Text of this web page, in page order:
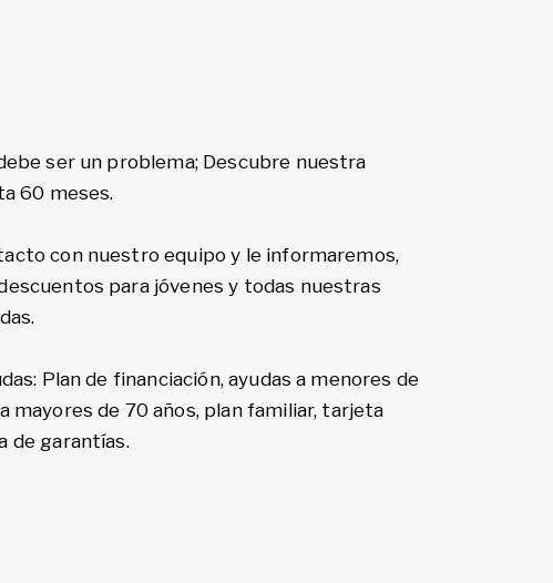
ser un problema; Descubre nuestra
60 meses.
con nuestro equipo y le informaremos,
para jóvenes y todas nuestras
Plan de financiación, ayudas a menores de
mayores de 70 años, plan familiar, tarjeta
de garantías.